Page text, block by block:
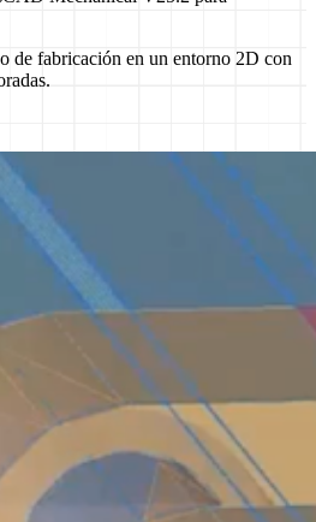
de fabricación en un entorno 2D con